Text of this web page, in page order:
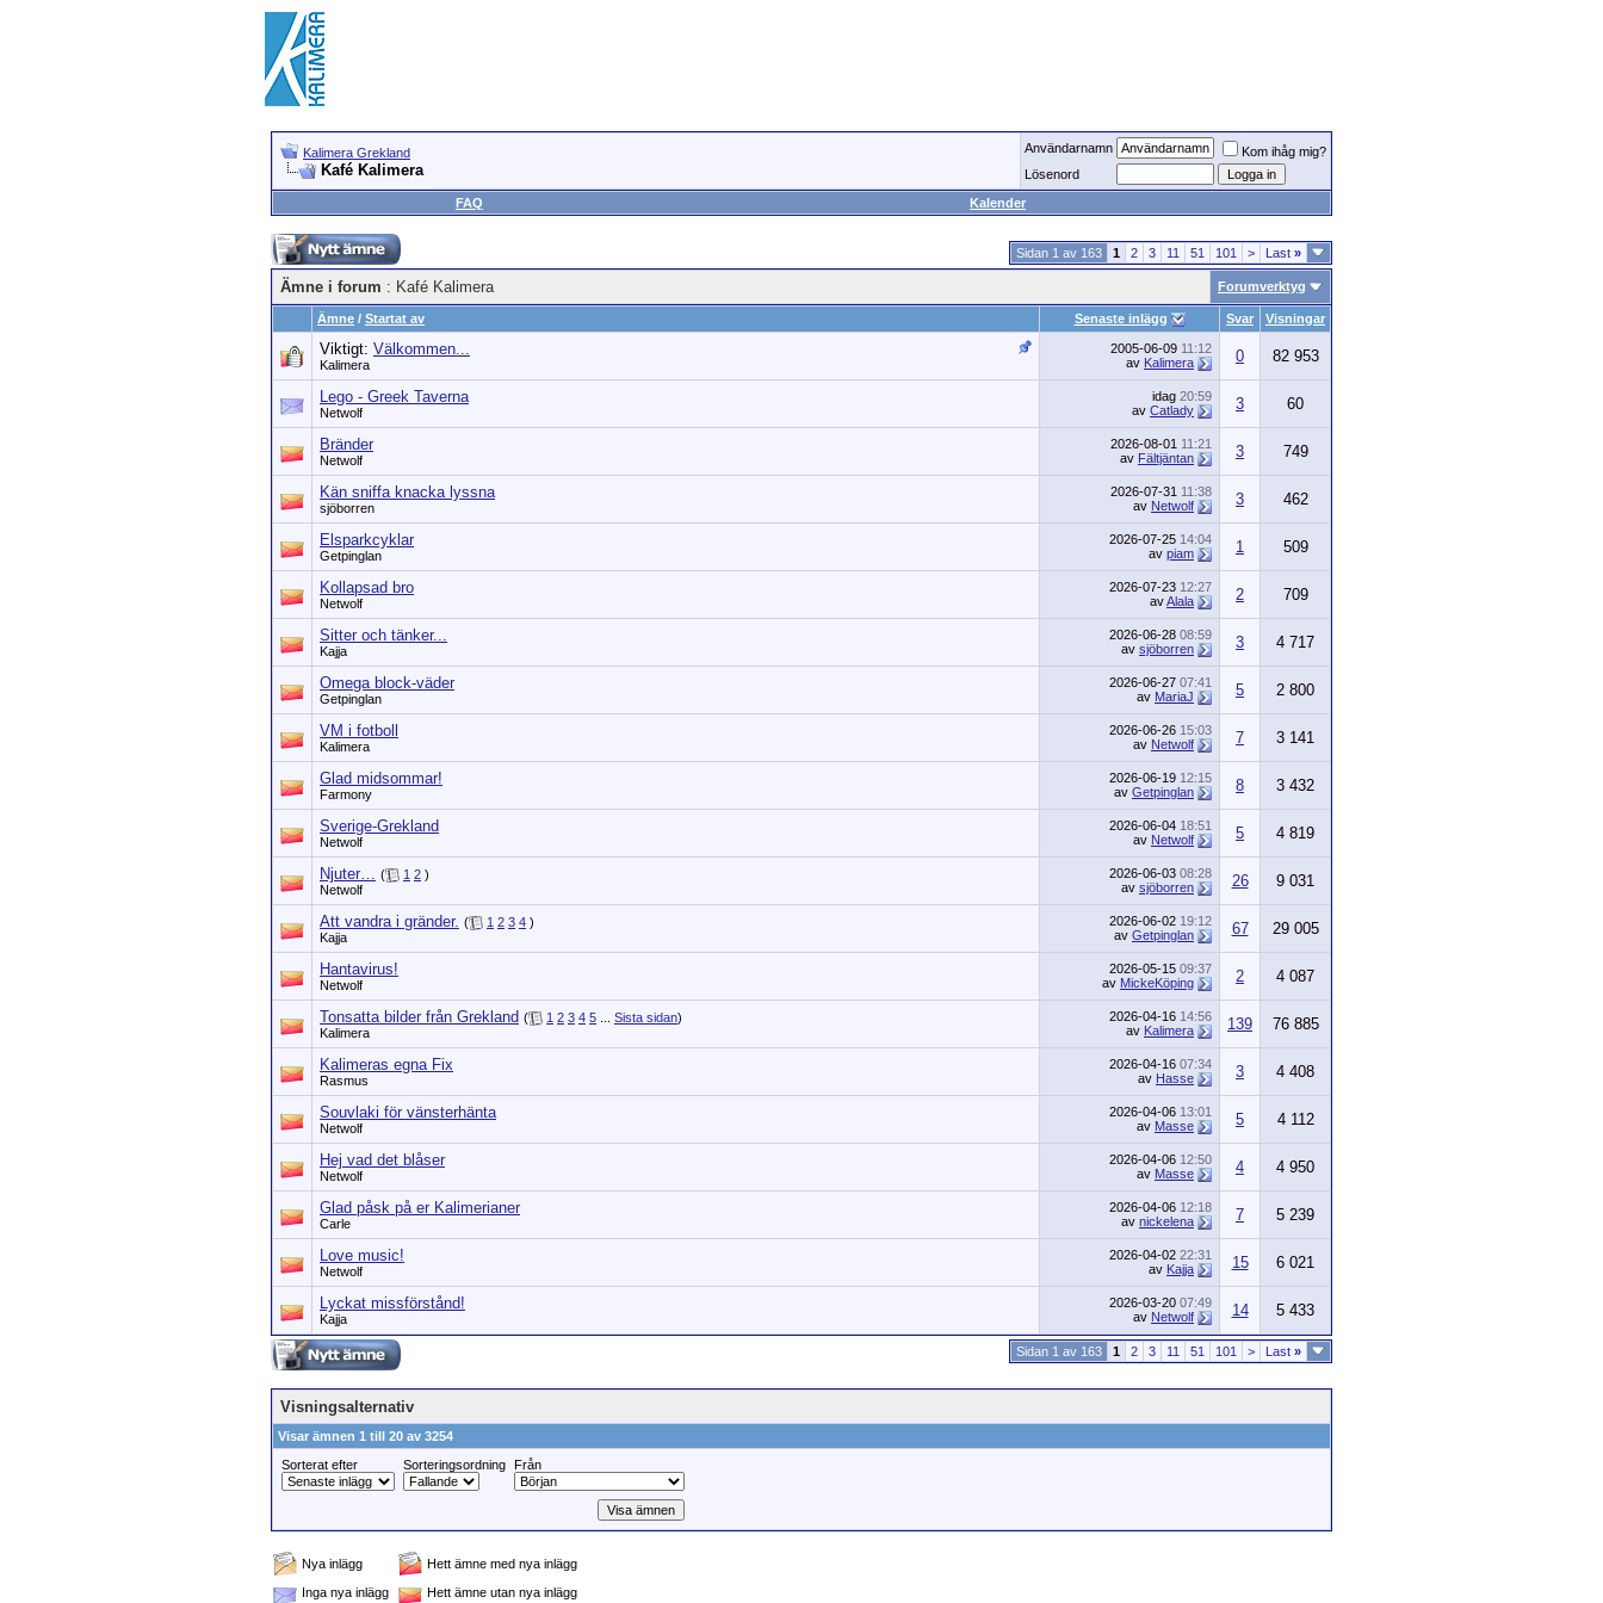
Kalimera Grekland
Kafé Kalimera
Användarnamn
Kom ihåg mig?
Lösenord
FAQ
Kalender
Sidan 1 av 163 1 2 3 11 51 101 > Last »
Ämne i forum : Kafé Kalimera Forumverktyg
Ämne / Startat av Senaste inlägg Svar Visningar
Viktigt: Välkommen...
Kalimera
2005-06-09 11:12
av Kalimera 0 82 953
Lego - Greek Taverna
Netwolf
idag 20:59
av Catlady 3 60
Bränder
Netwolf
2026-08-01 11:21
av Fältjäntan 3 749
Kän sniffa knacka lyssna
sjöborren
2026-07-31 11:38
av Netwolf 3 462
Elsparkcyklar
Getpinglan
2026-07-25 14:04
av piam 1 509
Kollapsad bro
Netwolf
2026-07-23 12:27
avAlala 2 709
Sitter och tänker...
Kajja
2026-06-28 08:59
av sjöborren 3 4 717
Omega block-väder
Getpinglan
2026-06-27 07:41
av MariaJ 5 2 800
VM i fotboll
Kalimera
2026-06-26 15:03
av Netwolf 7 3 141
Glad midsommar!
Farmony
2026-06-19 12:15
av Getpinglan 8 3 432
Sverige-Grekland
Netwolf
2026-06-04 18:51
av Netwolf 5 4 819
Njuter… ( 1 2 )
Netwolf
2026-06-03 08:28
av sjöborren 26 9 031
Att vandra i gränder. ( 1 2 3 4 )
Kajja
2026-06-02 19:12
av Getpinglan 67 29 005
Hantavirus!
Netwolf
2026-05-15 09:37
av MickeKöping 2 4 087
Tonsatta bilder från Grekland ( 1 2 3 4 5 Sista sidan)
Kalimera
2026-04-16 14:56
av Kalimera 139 76 885
Kalimeras egna Fix
Rasmus
2026-04-16 07:34
av Hasse 3 4 408
Souvlaki för vänsterhänta
Netwolf
2026-04-06 13:01
av Masse 5 4 112
Hej vad det blåser
Netwolf
2026-04-06 12:50
av Masse 4 4 950
Glad påsk på er Kalimerianer
Carle
2026-04-06 12:18
av nickelena 7 5 239
Love music!
Netwolf
2026-04-02 22:31
av Kajja 15 6 021
Lyckat missförstånd!
Kajja
2026-03-20 07:49
av Netwolf 14 5 433
Sidan 1 av 163 1 2 3 11 51 101 > Last »
Visningsalternativ
Visar ämnen 1 till 20 av 3254
Sorterat efter
Sorteringsordning Från
Nya inlägg
Hett ämne med nya inlägg
Inga nya inlägg
Hett ämne utan nya inlägg